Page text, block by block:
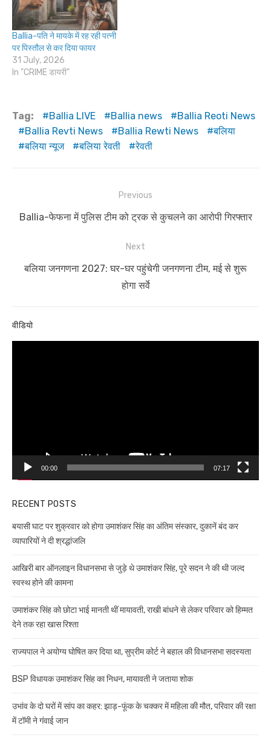
Ballia-पति ने मायके में रह रही पत्नी
पर पिस्तौल से कर दिया फायर
31 July, 2026
In "CRIME डायरी"
Tag: Ballia LIVE Ballia news
Ballia Reoti News
Ballia Revti News
Ballia Rewti News
बलिया
बलिया न्यूज
बलिया रेवती रेवती
navigation
Previous
Previous
Ballia-फेफना में पुलिस टीम को ट्रक से कुचलने का आरोपी गिरफ्तार
Next
Next
बलिया जनगणना 2027: घर-घर पहुंचेगी जनगणना टीम, मई से शुरू
होगा सर्वे
वीडियो
00:00 07:17
RECENT POSTS
बयासी घाट पर शुक्रवार को होगा उमाशंकर सिंह का अंतिम संस्कार, दुकानें बंद कर
व्यापारियों ने दी श्रद्धांजलि
आखिरी बार ऑनलाइन विधानसभा से जुड़े थे उमाशंकर सिंह, पूरे सदन ने की थी जल्द
स्वस्थ होने की कामना
उमाशंकर सिंह को छोटा भाई मानती थीं मायावती, राखी बांधने से लेकर परिवार को हिम्मत
देने तक रहा खास रिश्ता
राज्यपाल ने अयोग्य घोषित कर दिया था, सुप्रीम कोर्ट ने बहाल की विधानसभा सदस्यता
BSP विधायक उमाशंकर सिंह का निधन, मायावती ने जताया शोक
उभांव के दो घरों में सांप का कहर: झाड़-फूंक के चक्कर में महिला की मौत, परिवार की रक्षा
में टॉमी ने गंवाई जान